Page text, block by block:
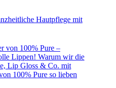
Hautpflege mit